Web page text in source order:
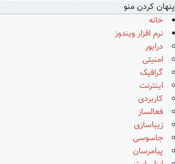
پنهان کردن منو
خانه
نرم افزار ویندوز
درایور
امنیتی
گرافیک
اینترنت
کاربردی
فعالساز
زیباسازی
جاسوسی
پیامرسان